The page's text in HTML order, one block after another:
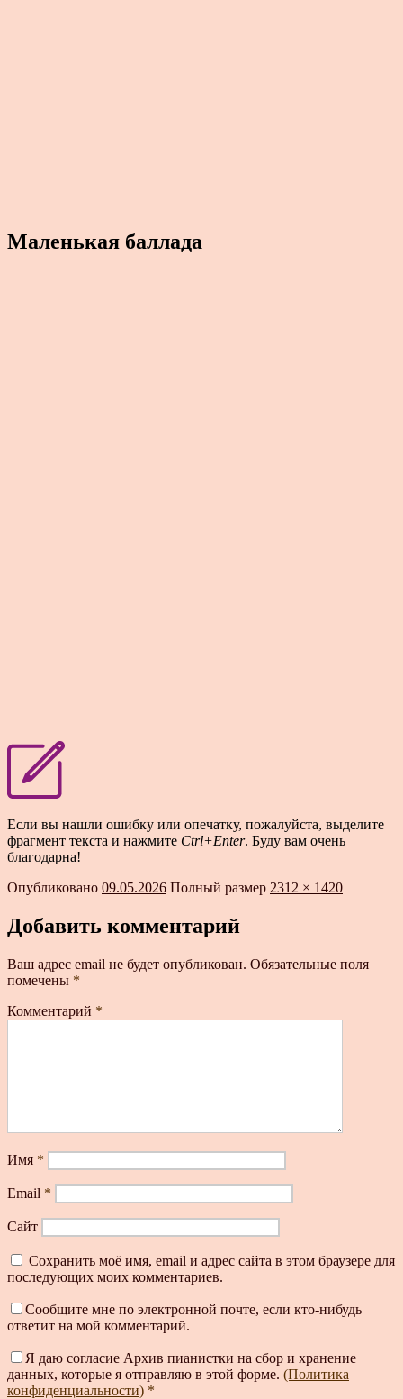
Маленькая баллада
Если вы нашли ошибку или опечатку, пожалуйста, выделите
фрагмент текста и нажмите Ctrl+Enter. Буду вам очень
благодарна!
Опубликовано 09.05.2026 Полный размер 2312 × 1420
Добавить комментарий
Ваш адрес email не будет опубликован. Обязательные поля
помечены *
Комментарий *
Имя *
Email *
Сайт
Сохранить моё имя, email и адрес сайта в этом браузере для
последующих моих комментариев.
Сообщите мне по электронной почте, если кто-нибудь
ответит на мой комментарий.
Я даю согласие Архив пианистки на сбор и хранение
данных, которые я отправляю в этой форме. (Политика
конфиденциальности) *